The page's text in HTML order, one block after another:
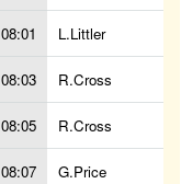
08:01 L.Littler
08:03 R.Cross
08:05 R.Cross
08:07 G.Price